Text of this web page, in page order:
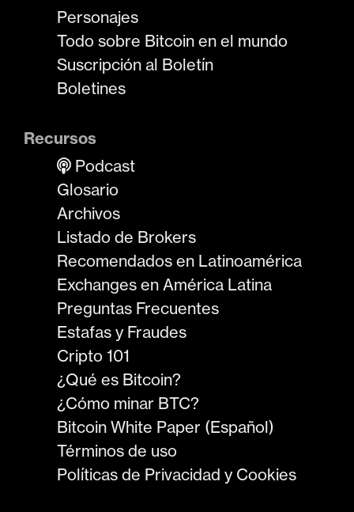
Personajes
Todo sobre Bitcoin en el mundo
Suscripción al Boletín
Boletines
Recursos
Podcast
Glosario
Archivos
Listado de Brokers
Recomendados en Latinoamérica
Exchanges en América Latina
Preguntas Frecuentes
Estafas y Fraudes
Cripto 101
¿Qué es Bitcoin?
¿Cómo minar BTC?
Bitcoin White Paper (Español)
Términos de uso
Políticas de Privacidad y Cookies